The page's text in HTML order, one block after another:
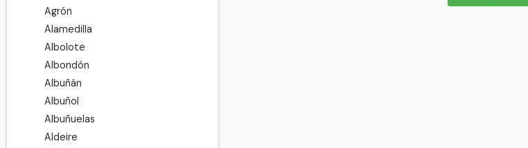
Agrón
Alamedilla
Albolote
Albondón
Albuñán
Albuñol
Albuñuelas
Aldeire